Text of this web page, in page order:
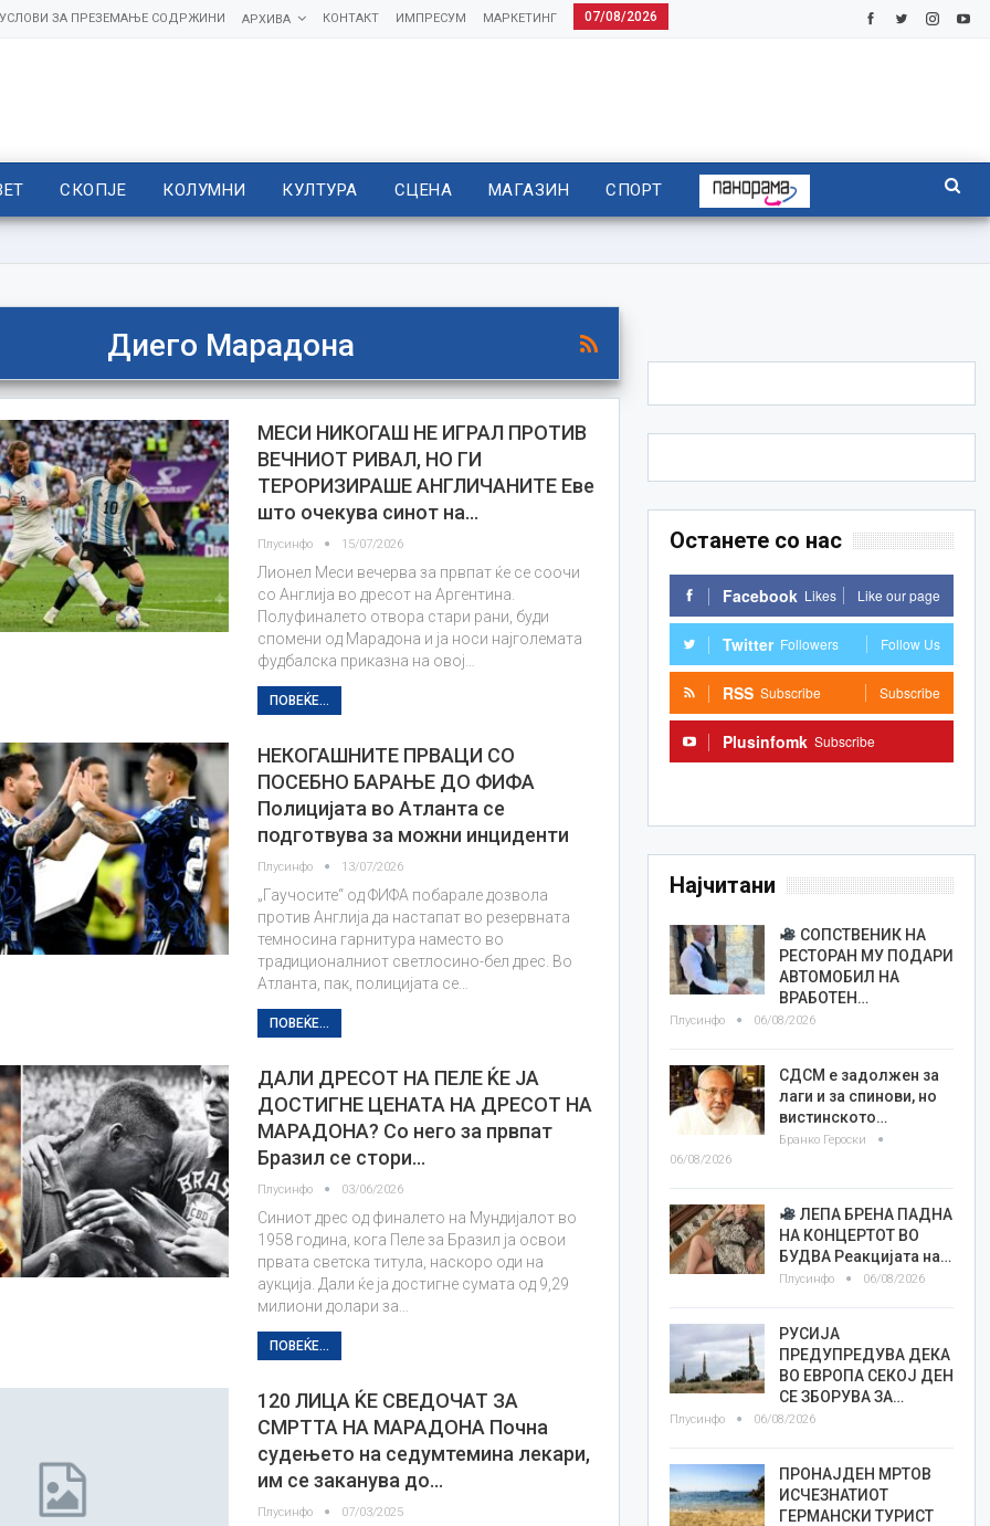
07/08/2026
МАРКЕТИНГ
ИМПРЕСУМ
КОНТАКТ
АРХИВА
УСЛОВИ ЗА ПРЕЗЕМАЊЕ СОДРЖИНИ
СКОПЈЕ КОЛУМНИ КУЛТУРА СЦЕНА МАГАЗИН СПОРТ
Диего Марадона
МЕСИ НИКОГАШ НЕ ИГРАЛ ПРОТИВ
ВЕЧНИОТ РИВАЛ, НО ГИ
ТЕРОРИЗИРАШЕ АНГЛИЧАНИТЕ Еве
што очекува синот на…
Плусинфо 15/07/2026
Лионел Меси вечерва за првпат ќе се соочи
со Англија во дресот на Аргентина.
Полуфиналето отвора стари рани, буди
спомени од Марадона и ја носи најголемата
фудбалска приказна на овој…
ПОВЕЌЕ...
НЕКОГАШНИТЕ ПРВАЦИ СО
ПОСЕБНО БАРАЊЕ ДО ФИФА
Полицијата во Атланта се
подготвува за можни инциденти
Плусинфо 13/07/2026
„Гаучосите“ од ФИФА побарале дозвола
против Англија да настапат во резервната
темносина гарнитура наместо во
традиционалниот светлосино-бел дрес. Во
Атланта, пак, полицијата се…
ПОВЕЌЕ...
ДАЛИ ДРЕСОТ НА ПЕЛЕ ЌЕ ЈА
ДОСТИГНЕ ЦЕНАТА НА ДРЕСОТ НА
МАРАДОНА? Со него за првпат
Бразил се стори…
Плусинфо 03/06/2026
Синиот дрес од финалето на Мундијалот во
1958 година, кога Пеле за Бразил ја освои
првата светска титула, наскоро оди на
аукција. Дали ќе ја достигне сумата од 9,29
милиони долари за…
ПОВЕЌЕ...
120 ЛИЦА ЌЕ СВЕДОЧАТ ЗА
СМРТТА НА МАРАДОНА Почна
судењето на седумтемина лекари,
им се заканува до…
Плусинфо 07/03/2025
Останете со нас
Facebook Likes Like our page
Twitter Followers Follow Us
RSS Subscribe Subscribe
Plusinfomk Subscribe
Најчитани
СОПСТВЕНИК НА
РЕСТОРАН МУ ПОДАРИ
АВТОМОБИЛ НА
ВРАБОТЕН…
Плусинфо 06/08/2026
СДСМ е задолжен за
лаги и за спинови, но
вистинското…
Бранко Героски
06/08/2026
ЛЕПА БРЕНА ПАДНА
НА КОНЦЕРТОТ ВО
БУДВА Реакцијата на…
Плусинфо 06/08/2026
РУСИЈА
ПРЕДУПРЕДУВА ДЕКА
ВО ЕВРОПА СЕКОЈ ДЕН
СЕ ЗБОРУВА ЗА…
Плусинфо 06/08/2026
ПРОНАЈДЕН МРТОВ
ИСЧЕЗНАТИОТ
ГЕРМАНСКИ ТУРИСТ